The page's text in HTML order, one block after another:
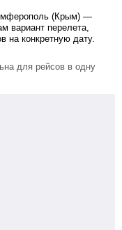
(Крым) —
вариант перелета,
на конкретную дату.
для рейсов в одну